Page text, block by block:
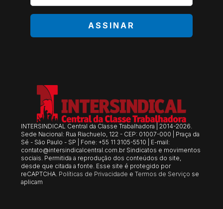
ASSINAR
INTERSINDICAL Central da Classe Trabalhadora | 2014-2026.
Sede Nacional: Rua Riachuelo, 122 - CEP: 01007-000 | Praça da
Sé - São Paulo - SP | Fone: +55 11 3105-5510 | E-mail:
contato@intersindicalcentral.com.br Sindicatos e movimentos
sociais. Permitida a reprodução dos conteúdos do site,
desde que citada a fonte. Esse site é protegido por
reCAPTCHA. Políticas de Privacidade eTermos de Serviço se
aplicam